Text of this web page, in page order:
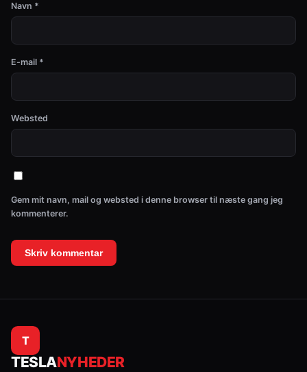
Navn *
E-mail *
Websted
Gem mit navn, mail og websted i denne browser til næste gang jeg
kommenterer.
T
TESLANYHEDER